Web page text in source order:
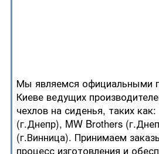
Мы являемся официальными
Киеве ведущих
чехлов на сиденья, таких
(г.Днепр), MW Brothers
(г.Винница). Принимаем
процесс изготовления и